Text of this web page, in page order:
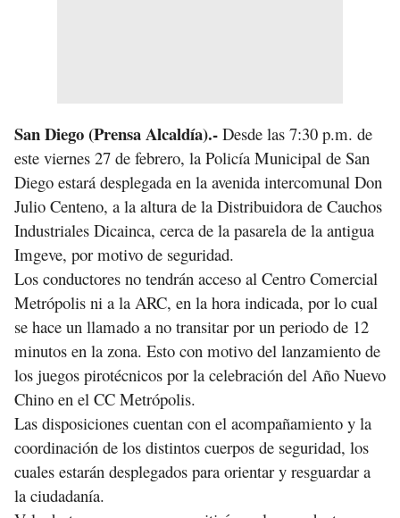
San Diego (Prensa Alcaldía).- Desde las 7:30 p.m. de
este viernes 27 de febrero, la Policía Municipal de San
Diego estará desplegada en la avenida intercomunal Don
Julio Centeno, a la altura de la Distribuidora de Cauchos
Industriales Dicainca, cerca de la pasarela de la antigua
Imgeve, por motivo de seguridad.
Los conductores no tendrán acceso al Centro Comercial
Metrópolis ni a la ARC, en la hora indicada, por lo cual
se hace un llamado a no transitar por un periodo de 12
minutos en la zona. Esto con motivo del lanzamiento de
los juegos pirotécnicos por la celebración del Año Nuevo
Chino en el CC Metrópolis.
Las disposiciones cuentan con el acompañamiento y la
coordinación de los distintos cuerpos de seguridad, los
cuales estarán desplegados para orientar y resguardar a
la ciudadanía.